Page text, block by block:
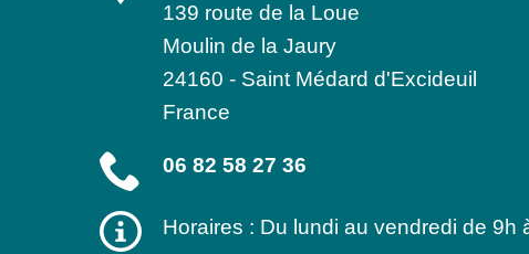
139 route de la Loue
Moulin de la Jaury
24160 - Saint Médard d'Excideuil
France
06 82 58 27 36
Horaires : Du lundi au vendredi de 9h